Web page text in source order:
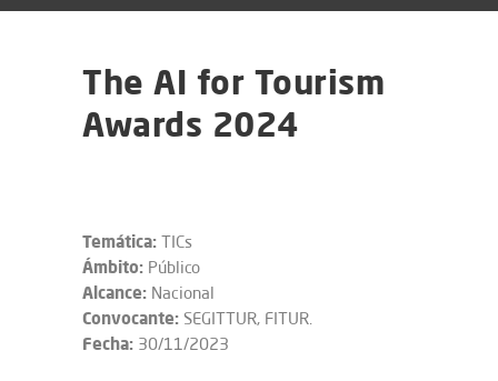
The AI for Tourism
Awards 2024
Temática: TICs
Ámbito: Público
Alcance: Nacional
Convocante: SEGITTUR, FITUR.
Fecha: 30/11/2023